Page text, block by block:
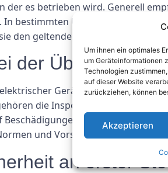
Um ihnen ein optimales
um Geräteinformationen
Technologien
auf dieser Website
zurückziehen, können
Akzeptieren
der es betrieben wird. Generell
bestimmten Umgebungen, wie
den geltenden
der Überprüfung
Geräte werden
die Inspektion von Kabeln,
Beschädigungen oder Verschleiß.
und Vorschriften
an erster